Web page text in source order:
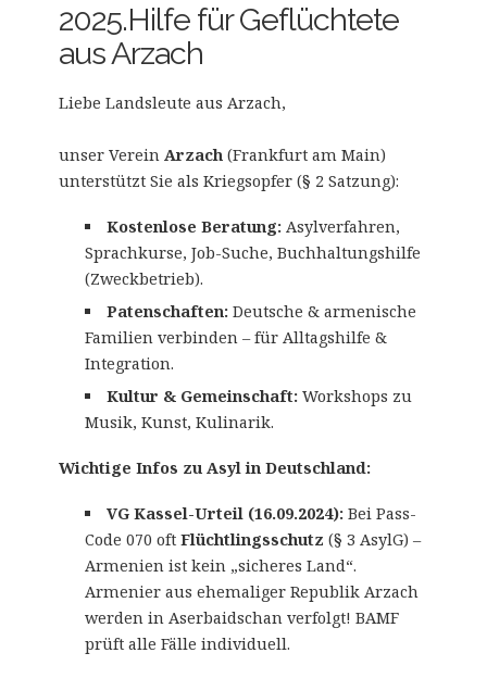
2025.Hilfe für Geflüchtete
aus Arzach
Liebe Landsleute aus Arzach,
unser Verein Arzach (Frankfurt am Main)
unterstützt Sie als Kriegsopfer (§ 2 Satzung):
Kostenlose Beratung: Asylverfahren,
Sprachkurse, Job-Suche, Buchhaltungshilfe
(Zweckbetrieb).
Patenschaften: Deutsche & armenische
Familien verbinden – für Alltagshilfe &
Integration.
Kultur & Gemeinschaft: Workshops zu
Musik, Kunst, Kulinarik.
Wichtige Infos zu Asyl in Deutschland:
VG Kassel-Urteil (16.09.2024): Bei Pass-
Code 070 oft Flüchtlingsschutz (§ 3 AsylG) –
Armenien ist kein „sicheres Land“.
Armenier aus ehemaliger Republik Arzach
werden in Aserbaidschan verfolgt! BAMF
prüft alle Fälle individuell.